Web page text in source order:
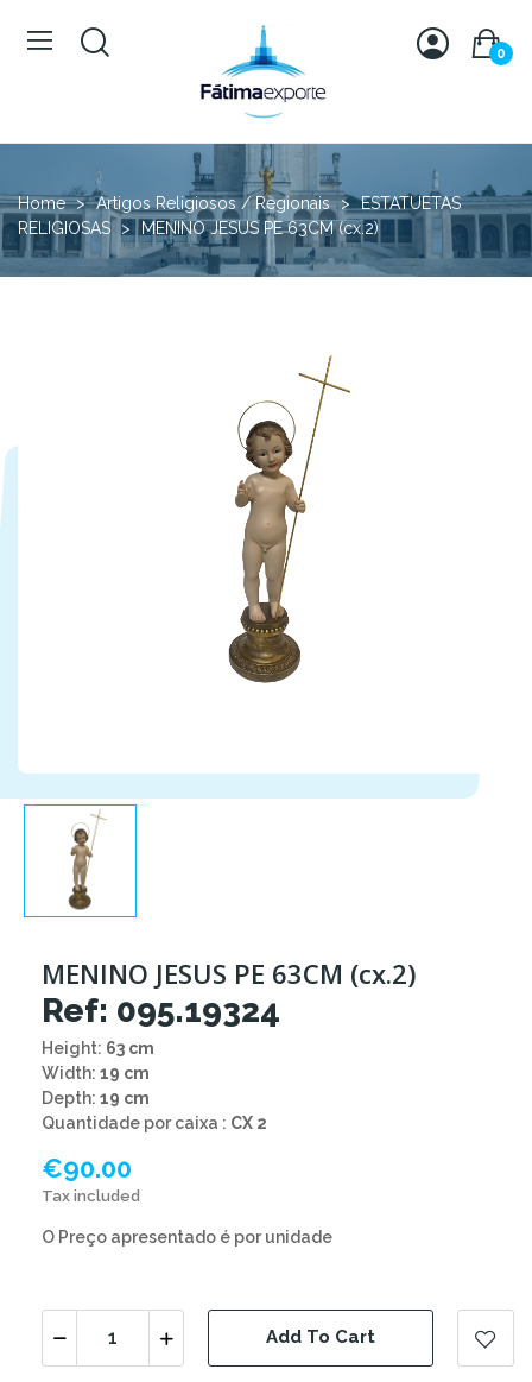
0
Home Artigos Religiosos / Regionais
ESTATUETAS
RELIGIOSAS
MENINO JESUS PE 63CM (cx.2)
MENINO JESUS PE 63CM (cx.2)
Ref: 095.19324
Height: 63 cm
Width: 19 cm
Depth: 19 cm
Quantidade por caixa : CX 2
€90.00
Tax included
O Preço apresentado é por unidade
Add To Cart